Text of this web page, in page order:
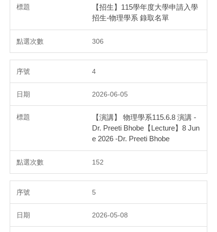
【招生】115學年度大學申請入學
招生-物理學系 錄取名單
306
4
2026-06-05
【演講】 物理學系115.6.8 演講 -
Dr. Preeti Bhobe【Lecture】8 Jun
e 2026 -Dr. Preeti Bhobe
152
5
2026-05-08